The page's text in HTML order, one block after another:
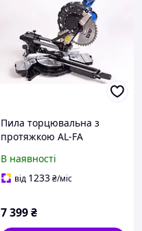
Пила торцювальна з
протяжкою AL-FA
В наявності
від 1233₴/міс
7 399₴